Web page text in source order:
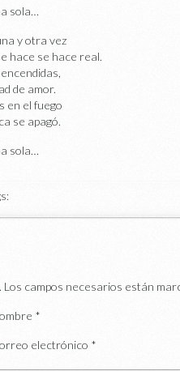
sola…
y otra vez
hace se hace real.
de amor.
en el fuego
se apagó.
sola…
Los campos necesarios están
*
electrónico *